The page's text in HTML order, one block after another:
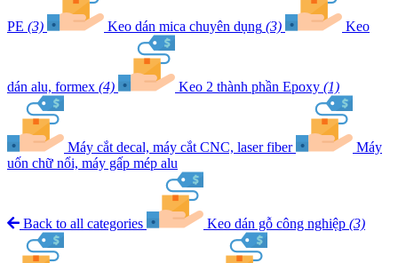
PE (3) Keo dán mica chuyên dụng (3) Keo
dán alu, formex (4) Keo 2 thành phần Epoxy (1)
Máy cắt decal, máy cắt CNC, laser fiber
Máy
uốn chữ nổi, máy gấp mép alu
Back to all categories Keo dán gỗ công nghiệp (3)